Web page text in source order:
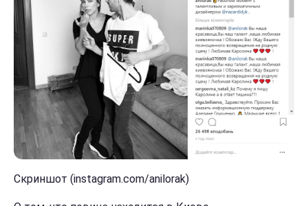
Скриншот (instagram.com/anilorak)